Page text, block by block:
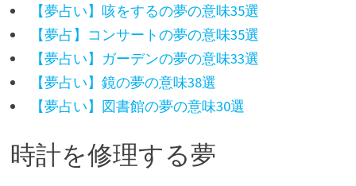
【夢占い】咳をするの夢の意味35選
【夢占】コンサートの夢の意味35選
【夢占い】ガーデンの夢の意味33選
【夢占い】鏡の夢の意味38選
【夢占い】図書館の夢の意味30選
時計を修理する夢